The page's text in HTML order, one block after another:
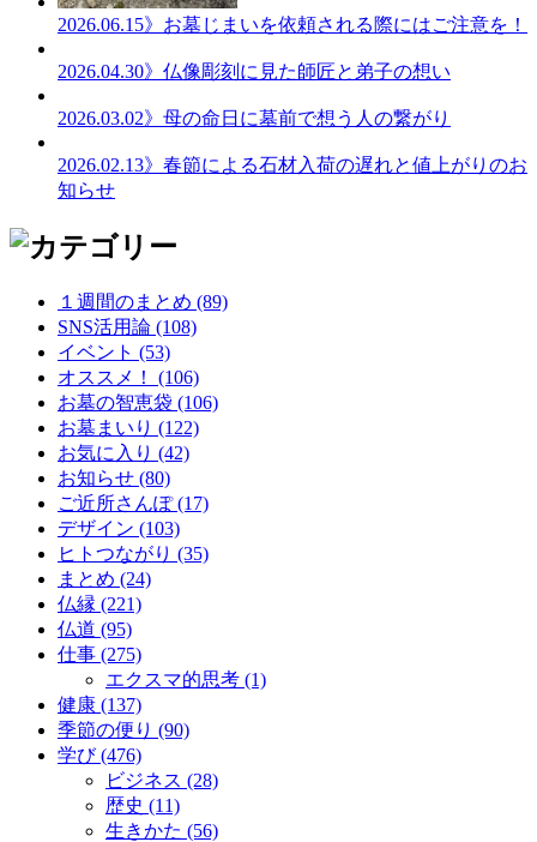
2026.06.15》お墓じまいを依頼される際にはご注意を！
2026.04.30》仏像彫刻に見た師匠と弟子の想い
2026.03.02》母の命日に墓前で想う人の繋がり
2026.02.13》春節による石材入荷の遅れと値上がりのお
知らせ
１週間のまとめ (89)
SNS活用論 (108)
イベント (53)
オススメ！ (106)
お墓の智恵袋 (106)
お墓まいり (122)
お気に入り (42)
お知らせ (80)
ご近所さんぽ (17)
デザイン (103)
ヒトつながり (35)
まとめ (24)
仏縁 (221)
仏道 (95)
仕事 (275)
エクスマ的思考 (1)
健康 (137)
季節の便り (90)
学び (476)
ビジネス (28)
歴史 (11)
生きかた (56)